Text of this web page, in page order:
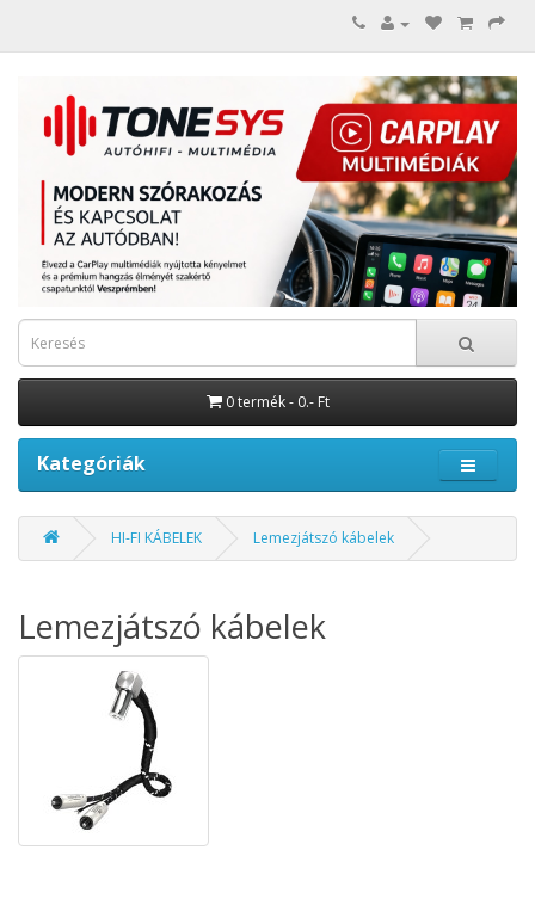
0 termék - 0.- Ft
Kategóriák
HI-FI KÁBELEK Lemezjátszó kábelek
Lemezjátszó kábelek